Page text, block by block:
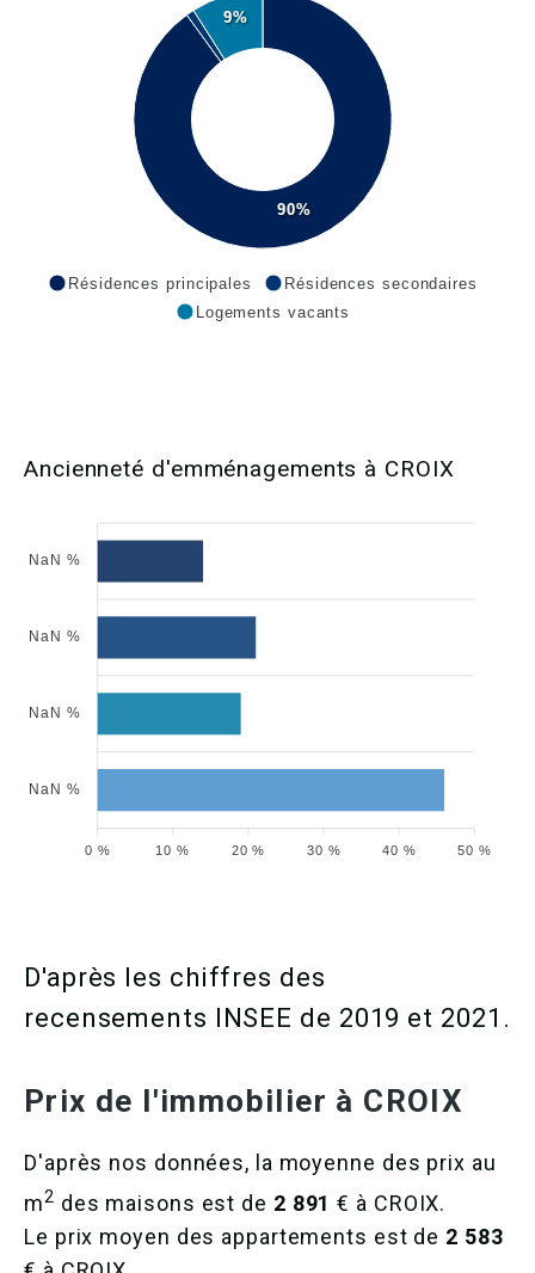
90%
9%
Résidences principales
Résidences secondaires
Logements vacants
Ancienneté d'emménagements à CROIX
NaN %
NaN %
NaN %
NaN %
50 %
40 %
30 %
20 %
10 %
0 %
D'après les chiffres des
recensements INSEE de 2019 et 2021.
Prix de l'immobilier à CROIX
D'après nos données, la moyenne des prix au
m2 des maisons est de 2 891 € à CROIX.
Le prix moyen des appartements est de 2 583